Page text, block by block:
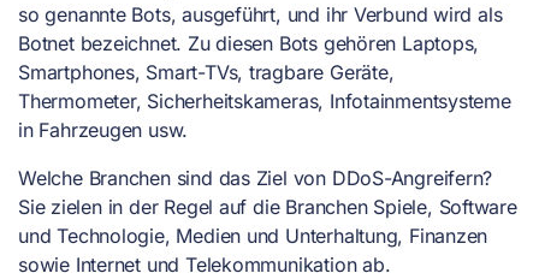
so genannte Bots, ausgeführt, und ihr Verbund wird als
Botnet bezeichnet. Zu diesen Bots gehören Laptops,
Smartphones, Smart-TVs, tragbare Geräte,
Thermometer, Sicherheitskameras, Infotainmentsysteme
in Fahrzeugen usw.
Welche Branchen sind das Ziel von DDoS-Angreifern?
Sie zielen in der Regel auf die Branchen Spiele, Software
und Technologie, Medien und Unterhaltung, Finanzen
sowie Internet und Telekommunikation ab.